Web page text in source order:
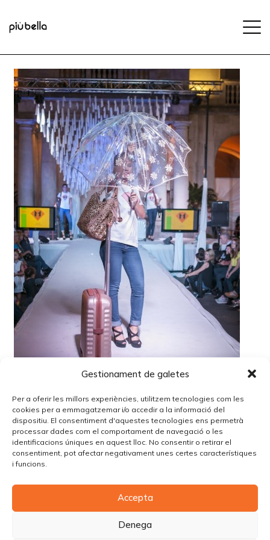
Gestionament de galetes
Per a oferir les millors experiències, utilitzem tecnologies com les
cookies per a emmagatzemar i/o accedir a la informació del
dispositiu. El consentiment d'aquestes tecnologies ens permetrà
processar dades com el comportament de navegació o les
identificacions úniques en aquest lloc. No consentir o retirar el
consentiment, pot afectar negativament unes certes característiques
i funcions.
Accepta
Denega
Lo siento, debes estarconectadopara publicar un
comentario.
© Copyright Piùbella Models Agency
Designed ByCreative Corner Agency
Política de cookies